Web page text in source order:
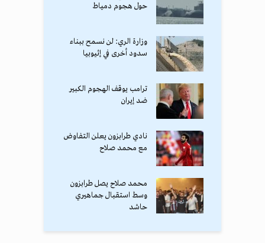
حول هجوم دمياط
وزارة الري: لن نسمح ببناء
سدود أخرى في إثيوبيا
ترامب يوقف الهجوم الكبير
ضد إيران
نادي طرابزون يعلن التفاوض
مع محمد صلاح
محمد صلاح يصل طرابزون
وسط استقبال جماهيري
حاشد